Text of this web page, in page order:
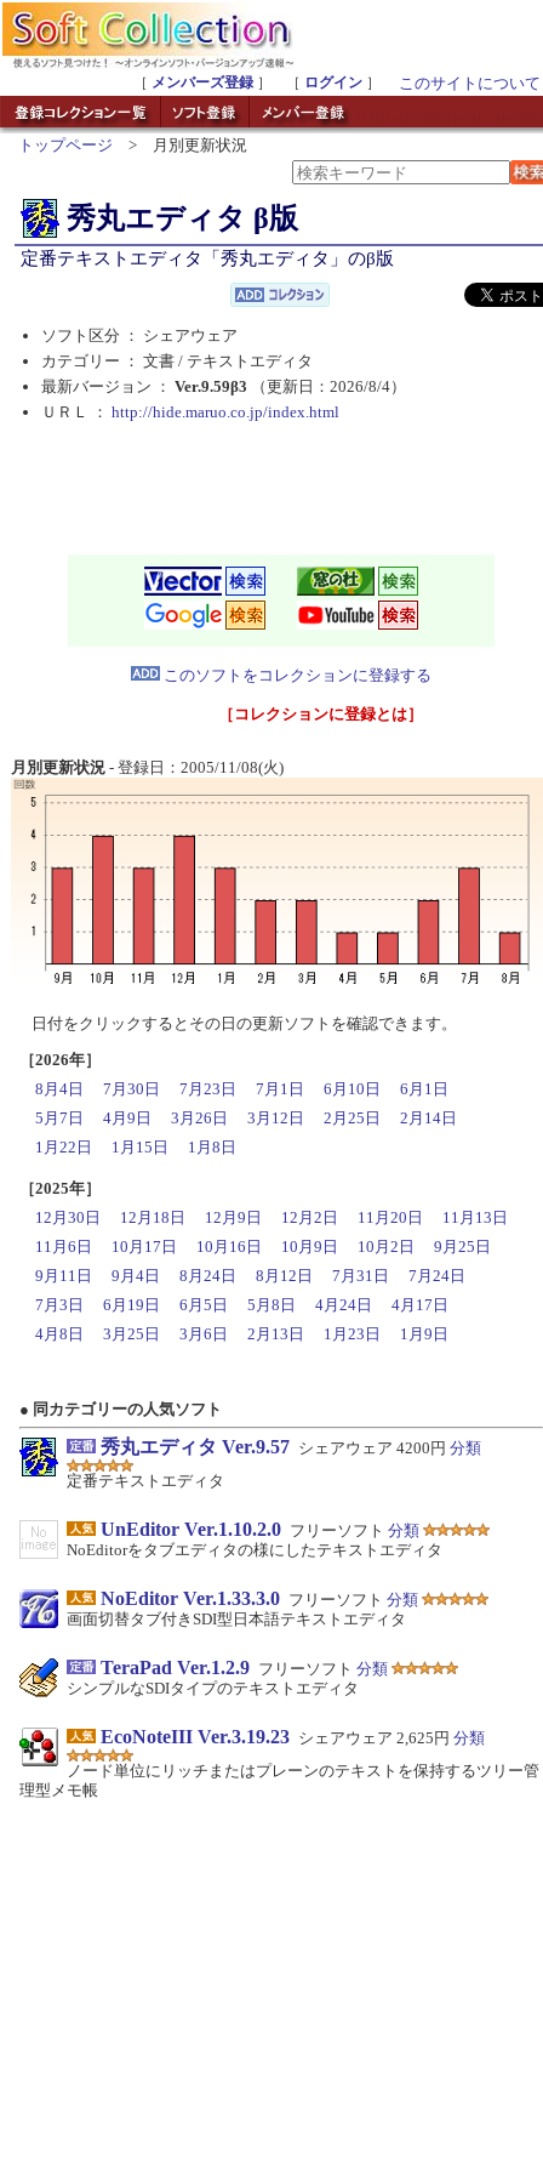
［ メンバーズ登録 ］ ［ ログイン ］ このサイトについて
トップページ > 月別更新状況
秀丸エディタ β版
定番テキストエディタ「秀丸エディタ」のβ版
ソフト区分 ： シェアウェア
カテゴリー ： 文書 / テキストエディタ
最新バージョン ： Ver.9.59β3 （更新日：2026/8/4）
ＵＲＬ ： http://hide.maruo.co.jp/index.html
このソフトをコレクションに登録する
［コレクションに登録とは］
月別更新状況 - 登録日：2005/11/08(火)
日付をクリックするとその日の更新ソフトを確認できます。
［2026年］
8月4日
7月30日 7月23日 7月1日 6月10日
6月1日
5月7日
4月9日 3月26日 3月12日 2月25日
2月14日
1月22日
1月15日 1月8日
［2025年］
12月30日
12月18日 12月9日 12月2日 11月20日
11月13日
11月6日
10月17日 10月16日 10月9日 10月2日
9月25日
9月11日
9月4日 8月24日 8月12日 7月31日
7月24日
7月3日
6月19日 6月5日 5月8日 4月24日
4月17日
4月8日
3月25日 3月6日 2月13日 1月23日 1月9日
● 同カテゴリーの人気ソフト
秀丸エディタ Ver.9.57 シェアウェア 4200円 分類
定番テキストエディタ
UnEditor Ver.1.10.2.0 フリーソフト 分類
NoEditorをタブエディタの様にしたテキストエディタ
NoEditor Ver.1.33.3.0 フリーソフト 分類
画面切替タブ付きSDI型日本語テキストエディタ
TeraPad Ver.1.2.9 フリーソフト 分類
シンプルなSDIタイプのテキストエディタ
EcoNoteIII Ver.3.19.23 シェアウェア 2,625円 分類
ノード単位にリッチまたはプレーンのテキストを保持するツリー管
理型メモ帳